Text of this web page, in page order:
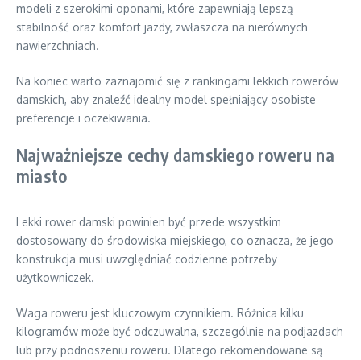
modeli z szerokimi oponami, które zapewniają lepszą
stabilność oraz komfort jazdy, zwłaszcza na nierównych
nawierzchniach.
Na koniec warto zaznajomić się z rankingami lekkich rowerów
damskich, aby znaleźć idealny model spełniający osobiste
preferencje i oczekiwania.
Najważniejsze cechy damskiego roweru na
miasto
Lekki rower damski powinien być przede wszystkim
dostosowany do środowiska miejskiego, co oznacza, że jego
konstrukcja musi uwzględniać codzienne potrzeby
użytkowniczek.
Waga roweru jest kluczowym czynnikiem. Różnica kilku
kilogramów może być odczuwalna, szczególnie na podjazdach
lub przy podnoszeniu roweru. Dlatego rekomendowane są